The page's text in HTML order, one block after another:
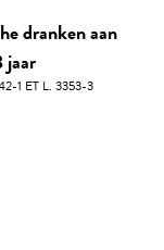
dranken aan
jaar
1 ET L. 3353-3